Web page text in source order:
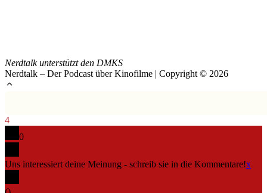
Nerdtalk unterstützt den DMKS
Nerdtalk – Der Podcast über Kinofilme | Copyright © 2026
4
0
Uns interessiert deine Meinung - schreib sie in die Kommentare!x